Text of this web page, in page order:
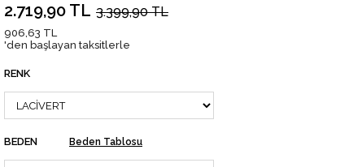
3.399,90 TL
2.719,90 TL
906,63 TL
'den başlayan taksitlerle
RENK
BEDEN Beden Tablosu